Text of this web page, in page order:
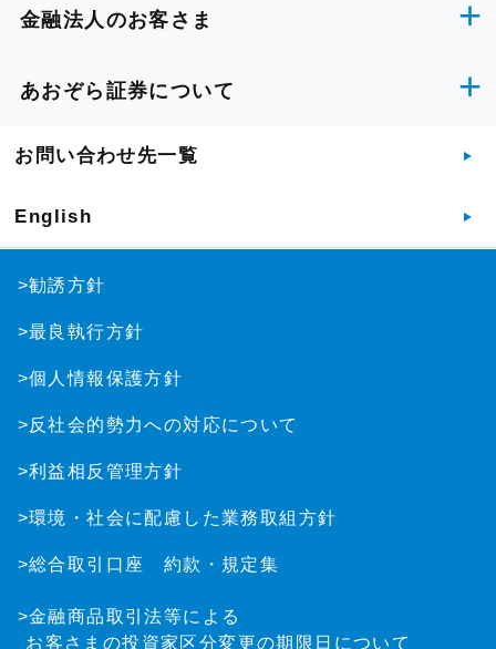
金融法人のお客さま
あおぞら証券について
お問い合わせ先一覧
English
>勧誘方針
>最良執行方針
>個人情報保護方針
>反社会的勢力への対応について
>利益相反管理方針
>環境・社会に配慮した業務取組方針
>総合取引口座 約款・規定集
>金融商品取引法等による
お客さまの投資家区分変更の期限日について